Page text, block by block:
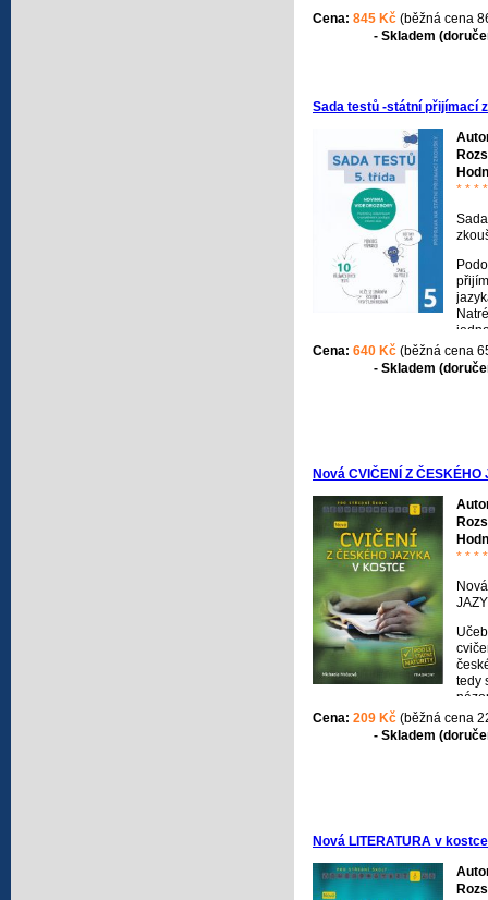
Cena: 845 Kč (běžná cena
- Skladem
Sada testů -státní přijímací
* * *
Díky
Cena: 640 Kč (běžná cena
- Skladem
Nová CVIČENÍ Z
* * *
tedy
Cena: 209 Kč (běžná cena
- Skladem
Nová LITERATURA v kostce